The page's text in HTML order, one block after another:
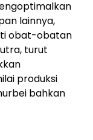
lainnya,
obat-obatan
turut
produksi
bahkan